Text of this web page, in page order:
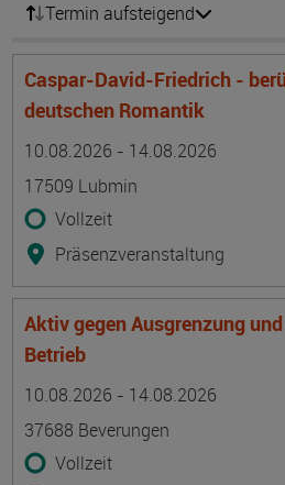
Termin aufsteigend
Caspar-David-Friedrich -
deutschen Romantik
10.08.2026 - 14.08.2026
17509 Lubmin
Vollzeit
Präsenzveranstaltung
Aktiv gegen Ausgrenzung
Betrieb
10.08.2026 - 14.08.2026
37688 Beverungen
Vollzeit